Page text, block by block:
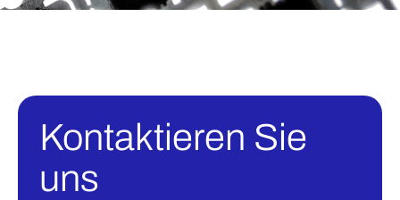
Kontaktieren Sie
uns